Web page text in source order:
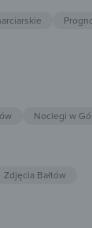
Noclegi w
Zdjęcia Bałtów